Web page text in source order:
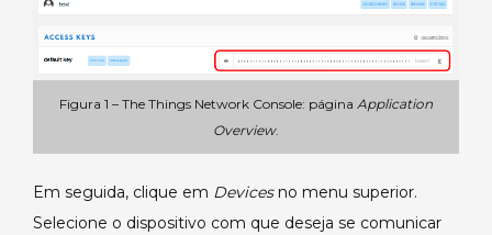
Figura 1 – The Things Network Console: página Application
Overview.
Em seguida, clique em Devicesno menu superior.
Selecione o dispositivo com que deseja se comunicar